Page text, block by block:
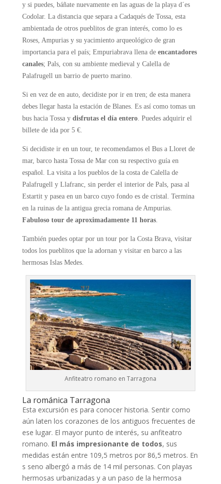
y si puedes, báñate nuevamente en las aguas de la playa d´es
Codolar. La distancia que separa a Cadaqués de Tossa, esta
ambientada de otros pueblitos de gran interés, como lo es
Roses, Ampurias y su yacimiento arqueológico de gran
importancia para el país; Empuriabrava llena de encantadores
canales; Pals, con su ambiente medieval y Calella de
Palafrugell un barrio de puerto marino.
Si en vez de en auto, decidiste por ir en tren; de esta manera
debes llegar hasta la estación de Blanes. Es así como tomas un
bus hacia Tossa y disfrutas el día entero. Puedes adquirir el
billete de ida por 5 €.
Si decidiste ir en un tour, te recomendamos el Bus a Lloret de
mar, barco hasta Tossa de Mar con su respectivo guía en
español. La visita a los pueblos de la costa de Calella de
Palafrugell y Llafranc, sin perder el interior de Pals, pasa al
Estartit y pasea en un barco cuyo fondo es de cristal. Termina
en la ruinas de la antigua grecia romana de Ampurias.
Fabuloso tour de aproximadamente 11 horas.
También puedes optar por un tour por la Costa Brava, visitar
todos los pueblitos que la adornan y visitar en barco a las
hermosas Islas Medes.
Anfiteatro romano en Tarragona
La románica Tarragona
Esta excursión es para conocer historia. Sentir como
aún laten los corazones de los antiguos frecuentes de
ese lugar. El mayor punto de interés, su anfiteatro
romano. El más impresionante de todos, sus
medidas están entre 109,5 metros por 86,5 metros. En
s seno albergó a más de 14 mil personas. Con playas
hermosas urbanizadas y a un paso de la hermosa